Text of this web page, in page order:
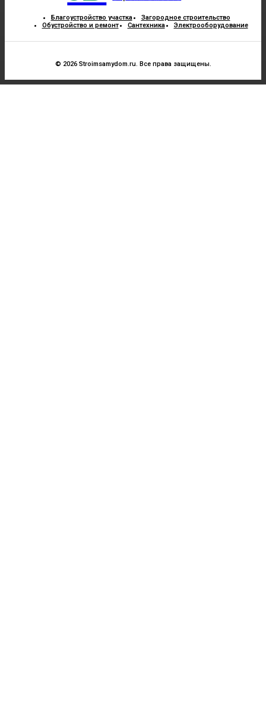
Благоустройство участка
Загородное строительство
Обустройство и ремонт
Сантехника Электрооборудование
© 2026 Stroimsamydom.ru. Все права защищены.